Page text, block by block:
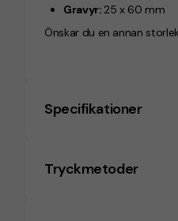
Gravyr: 25 x 60 mm
Önskar du en annan
Specifikationer
Tryckmetoder